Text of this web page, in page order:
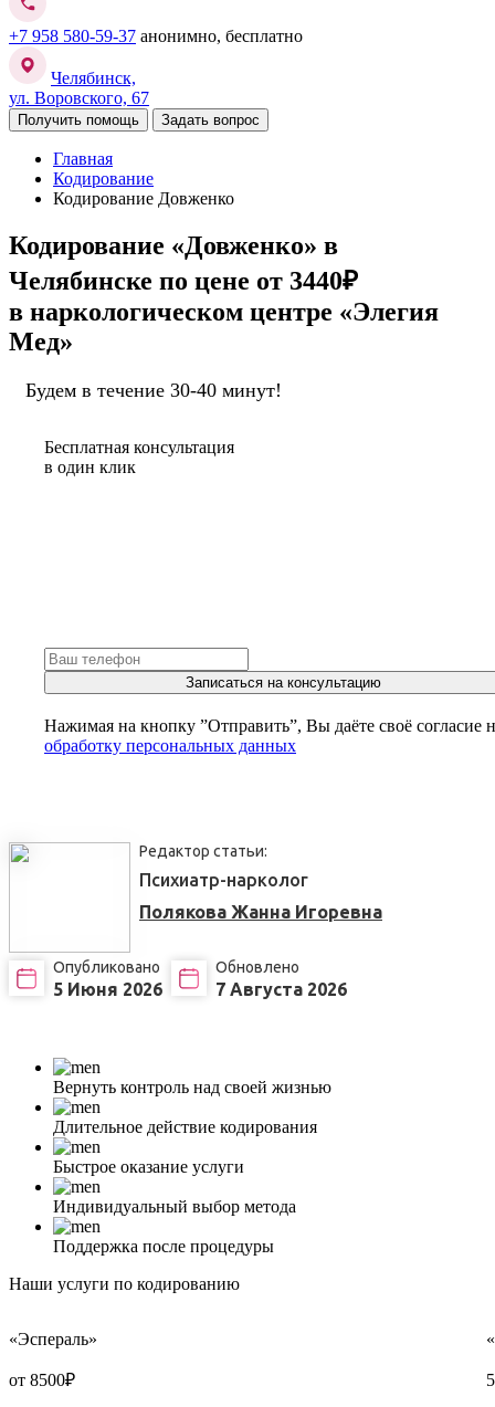
+7 958 580-59-37 анонимно, бесплатно
Челябинск,
ул. Воровского, 67
Получить помощь Задать вопрос
Главная
Кодирование
Кодирование Довженко
Кодирование «Довженко» в
Челябинске по цене от 3440₽
в наркологическом центре «Элегия
Мед»
Будем в течение 30-40 минут!
Бесплатная консультация
в один клик
Записаться на консультацию
Нажимая на кнопку ”Отправить”, Вы даёте своё согласие
обработку персональных данных
Редактор статьи:
Психиатр-нарколог
Полякова Жанна Игоревна
Опубликовано
5 Июня 2026
Обновлено
7 Августа 2026
Вернуть контроль над своей жизнью
Длительное действие кодирования
Быстрое оказание услуги
Индивидуальный выбор метода
Поддержка после процедуры
Наши услуги по кодированию
«Эспераль»
от 8500₽